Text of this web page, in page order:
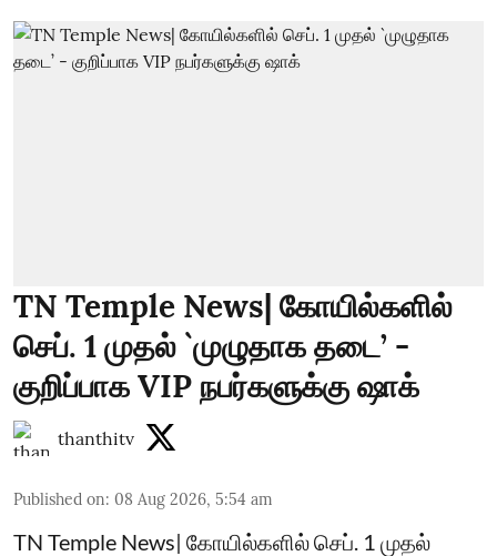
TN Temple News| கோயில்களில்
செப். 1 முதல் `முழுதாக தடை’ -
குறிப்பாக VIP நபர்களுக்கு ஷாக்
thanthitv
Published on: 08 Aug 2026, 5:54 am
TN Temple News| கோயில்களில் செப். 1 முதல்